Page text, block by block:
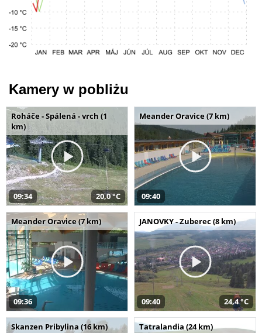
Kamery w pobliżu
Roháče - Spálená - vrch (1
km)
09:34 20,0 °C
Meander Oravice (7 km)
09:40
Meander Oravice (7 km)
09:36
JANOVKY - Zuberec (8 km)
09:40 24,4 °C
Skanzen Pribylina (16 km) Tatralandia (24 km)